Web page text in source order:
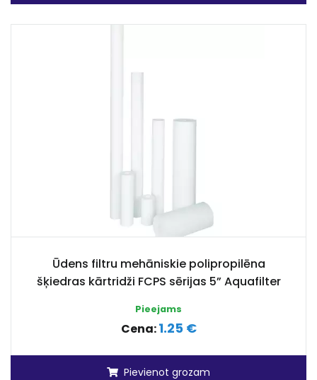
Ūdens filtru mehāniskie polipropilēna
šķiedras kārtridži FCPS sērijas 5” Aquafilter
Pieejams
Cena:1.25 €
Pievienot grozam